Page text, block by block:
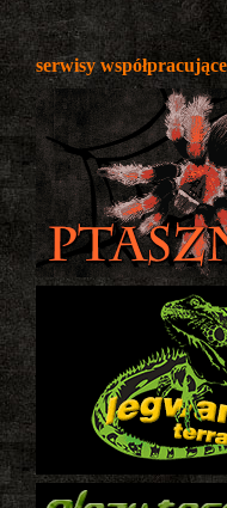
serwisy współpracujące